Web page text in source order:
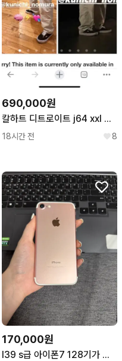
690,000원
칼하트 디트로이트 j64 xxl 판매합니다
18시간 전 8
170,000원
I39 s급 아이폰7 128기가 유음